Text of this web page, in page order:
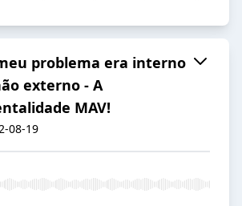
problema era interno
externo - A
MAV!
08-19